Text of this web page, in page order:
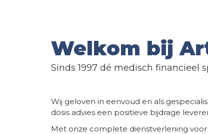
Welkom bij
Sinds 1997 dé medisch financieel
Wij geloven in eenvoud en als
dosis advies een positieve bijdrage
Met onze complete dienstverlening